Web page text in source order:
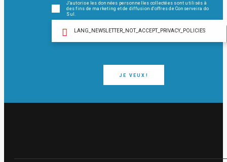
JE VEUX!
J'autorise les données personnelles collectées sont utilisés à
des fins de marketing et de diffusion d'offres de Conserveira do
Sul.
LANG_NEWSLETTER_NOT_ACCEPT_PRIVACY_POLICIES